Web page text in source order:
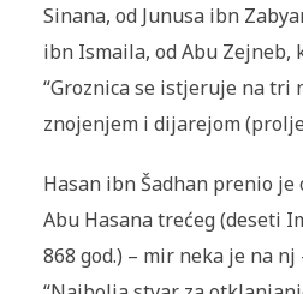
Sinana, od Junusa ibn
ibn Ismaila, od Abu Zejneb,
“Groznica se istje­ruje na tri
znojenjem i dijarejom
Hasan ibn Šadhan prenio je
Abu Hasana trećeg (deseti
868 god.) – mir neka je na